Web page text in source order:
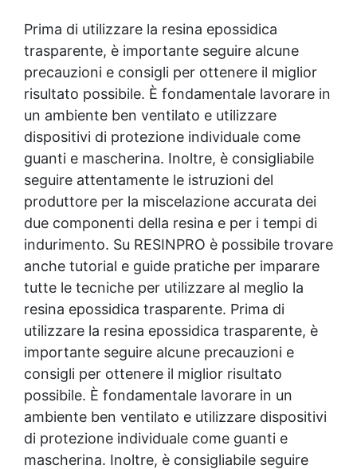
Prima di utilizzare la resina epossidica
trasparente, è importante seguire alcune
precauzioni e consigli per ottenere il miglior
risultato possibile. È fondamentale lavorare in
un ambiente ben ventilato e utilizzare
dispositivi di protezione individuale come
guanti e mascherina. Inoltre, è consigliabile
seguire attentamente le istruzioni del
produttore per la miscelazione accurata dei
due componenti della resina e per i tempi di
indurimento. Su RESINPRO è possibile trovare
anche tutorial e guide pratiche per imparare
tutte le tecniche per utilizzare al meglio la
resina epossidica trasparente. Prima di
utilizzare la resina epossidica trasparente, è
importante seguire alcune precauzioni e
consigli per ottenere il miglior risultato
possibile. È fondamentale lavorare in un
ambiente ben ventilato e utilizzare dispositivi
di protezione individuale come guanti e
mascherina. Inoltre, è consigliabile seguire